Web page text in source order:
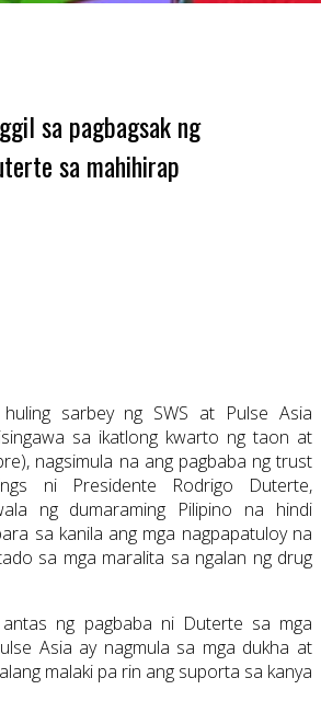
sa pagbagsak ng
sa mahihirap
sarbey ng SWS at Pulse Asia
sa ikatlong kwarto ng taon at
nagsimula na ang pagbaba ng trust
ni Presidente Rodrigo Duterte,
ng dumaraming Pilipino na hindi
sa kanila ang mga nagpapatuloy na
sa mga maralita sa ngalan ng drug
antas ng pagbaba ni Duterte sa mga
Asia ay nagmula sa mga dukha at
malaki pa rin ang suporta sa kanya